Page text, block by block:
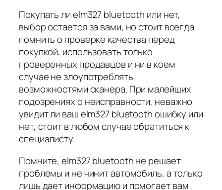
Покупать ли elm327 bluetooth или нет,
выбор остается за вами, но стоит всегда
помнить о проверке качества перед
покупкой, использовать только
проверенных продавцов и ни в коем
случае не злоупотреблять
возможностями сканера. При малейших
подозрениях о неисправности, неважно
увидит ли ваш elm327 bluetooth ошибку или
нет, стоит в любом случае обратиться к
специалисту.
Помните, elm327 bluetooth не решает
проблемы и не чинит автомобиль, а только
лишь дает информацию и помогает вам